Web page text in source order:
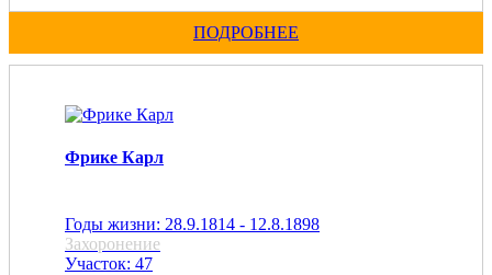
ПОДРОБНЕЕ
Фрике Карл
Годы жизни: 28.9.1814 - 12.8.1898
Захоронение
Участок: 47